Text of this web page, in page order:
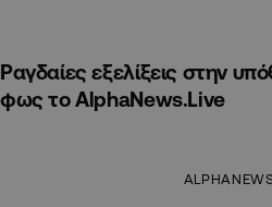
Ραγδαίες εξελίξεις στην
φως το AlphaNews.Live